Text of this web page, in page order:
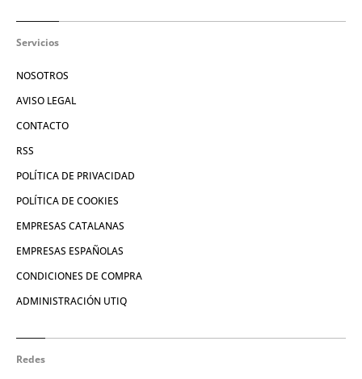
Servicios
NOSOTROS
AVISO LEGAL
CONTACTO
RSS
POLÍTICA DE PRIVACIDAD
POLÍTICA DE COOKIES
EMPRESAS CATALANAS
EMPRESAS ESPAÑOLAS
CONDICIONES DE COMPRA
ADMINISTRACIÓN UTIQ
Redes